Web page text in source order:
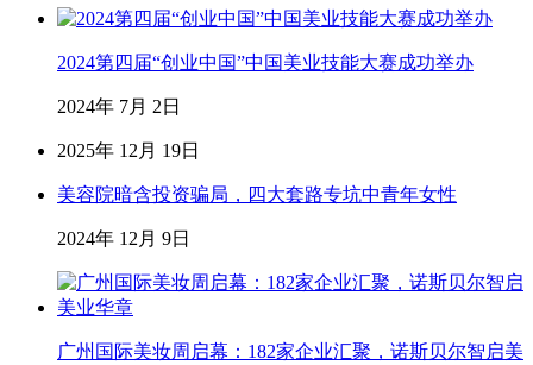
2024第四届“创业中国”中国美业技能大赛成功举办
2024年 7月 2日
2025年 12月 19日
美容院暗含投资骗局，四大套路专坑中青年女性
2024年 12月 9日
广州国际美妆周启幕：182家企业汇聚，诺斯贝尔智启美